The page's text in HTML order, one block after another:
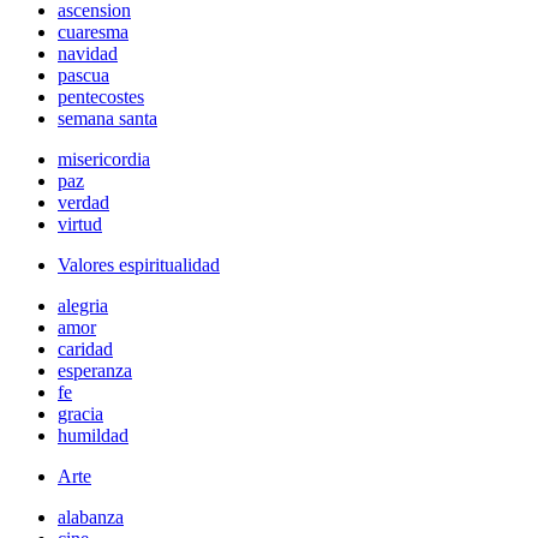
ascension
cuaresma
navidad
pascua
pentecostes
semana santa
misericordia
paz
verdad
virtud
Valores espiritualidad
alegria
amor
caridad
esperanza
fe
gracia
humildad
Arte
alabanza